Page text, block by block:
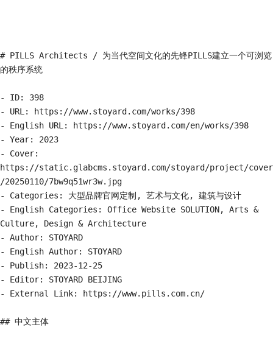
# PILLS Architects / 为当代空间文化的先锋PILLS建立一个可浏览
的秩序系统
- ID: 398
- URL: https://www.stoyard.com/works/398
- English URL: https://www.stoyard.com/en/works/398
- Year: 2023
- Cover:
https://static.glabcms.stoyard.com/stoyard/project/cover
/20250110/7bw9q51wr3w.jpg
- Categories: 大型品牌官网定制, 艺术与文化, 建筑与设计
- English Categories: Office Website SOLUTION, Arts &
Culture, Design & Architecture
- Author: STOYARD
- English Author: STOYARD
- Publish: 2023-12-25
- Editor: STOYARD BEIJING
- External Link: https://www.pills.com.cn/
## 中文主体